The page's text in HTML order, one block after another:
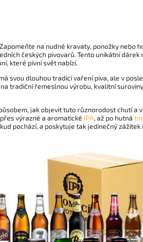
na nudné kravaty, ponožky nebo
českých pivovarů. Tento unikátní dárek
které pivní svět nabízí.
svou dlouhou tradicí vaření piva, ale v
tradiční řemeslnou výrobu, kvalitní
jak objevit tuto různorodost chutí a
přes výrazné a aromatické IPA, až po hutná
pochází, a poskytuje tak jedinečný